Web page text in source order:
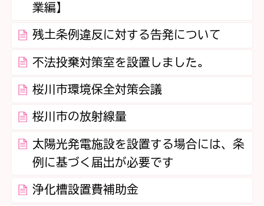
業編】
残土条例違反に対する告発について
不法投棄対策室を設置しました。
桜川市環境保全対策会議
桜川市の放射線量
太陽光発電施設を設置する場合には、条
例に基づく届出が必要です
浄化槽設置費補助金